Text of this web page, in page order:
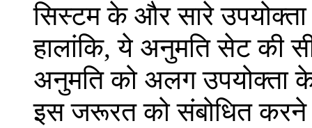
सिस्टम के और सारे
हालांकि, ये अनुमति सेट की
अनुमति को अलग उपयोक्ता
इस जरूरत को संबोधित